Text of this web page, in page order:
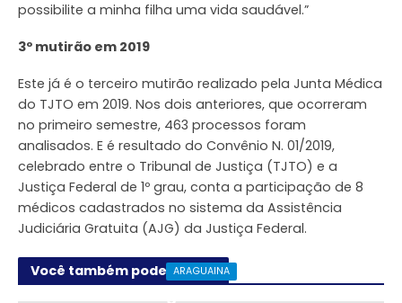
possibilite a minha filha uma vida saudável.”
3º mutirão em 2019
Este já é o terceiro mutirão realizado pela Junta Médica
do TJTO em 2019. Nos dois anteriores, que ocorreram
no primeiro semestre, 463 processos foram
analisados. E é resultado do Convênio N. 01/2019,
celebrado entre o Tribunal de Justiça (TJTO) e a
Justiça Federal de 1º grau, conta a participação de 8
médicos cadastrados no sistema da Assistência
Judiciária Gratuita (AJG) da Justiça Federal.
Você também pode gostar
ARAGUAINA